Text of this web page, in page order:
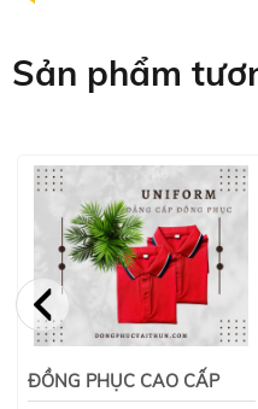
Sản phẩm
ĐỒNG PHỤC CAO CẤP